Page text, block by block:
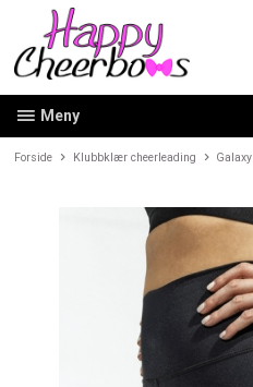
innholdet
Meny
Forside Klubbklær cheerleading Galaxy